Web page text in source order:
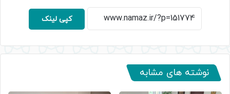
کپی لینک
نوشته های مشابه